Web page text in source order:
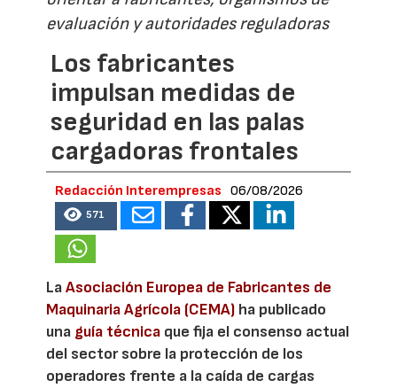
evaluación y autoridades reguladoras
Los fabricantes
impulsan medidas de
seguridad en las palas
cargadoras frontales
Redacción Interempresas 06/08/2026
571
LaAsociación Europea de Fabricantes de
Maquinaria Agrícola (CEMA) ha publicado
una guía técnica que fija el consenso actual
del sector sobre la protección de los
operadores frente a la caída de cargas